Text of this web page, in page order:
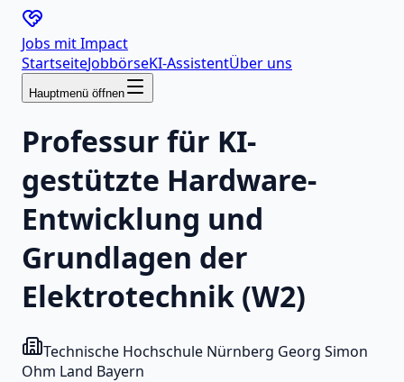
Jobs mitImpact
StartseiteJobbörseKI-AssistentÜber uns
Hauptmenü öffnen
Professur für KI-
gestützte Hardware-
Entwicklung und
Grundlagen der
Elektrotechnik (W2)
Technische Hochschule Nürnberg Georg Simon
Ohm Land Bayern